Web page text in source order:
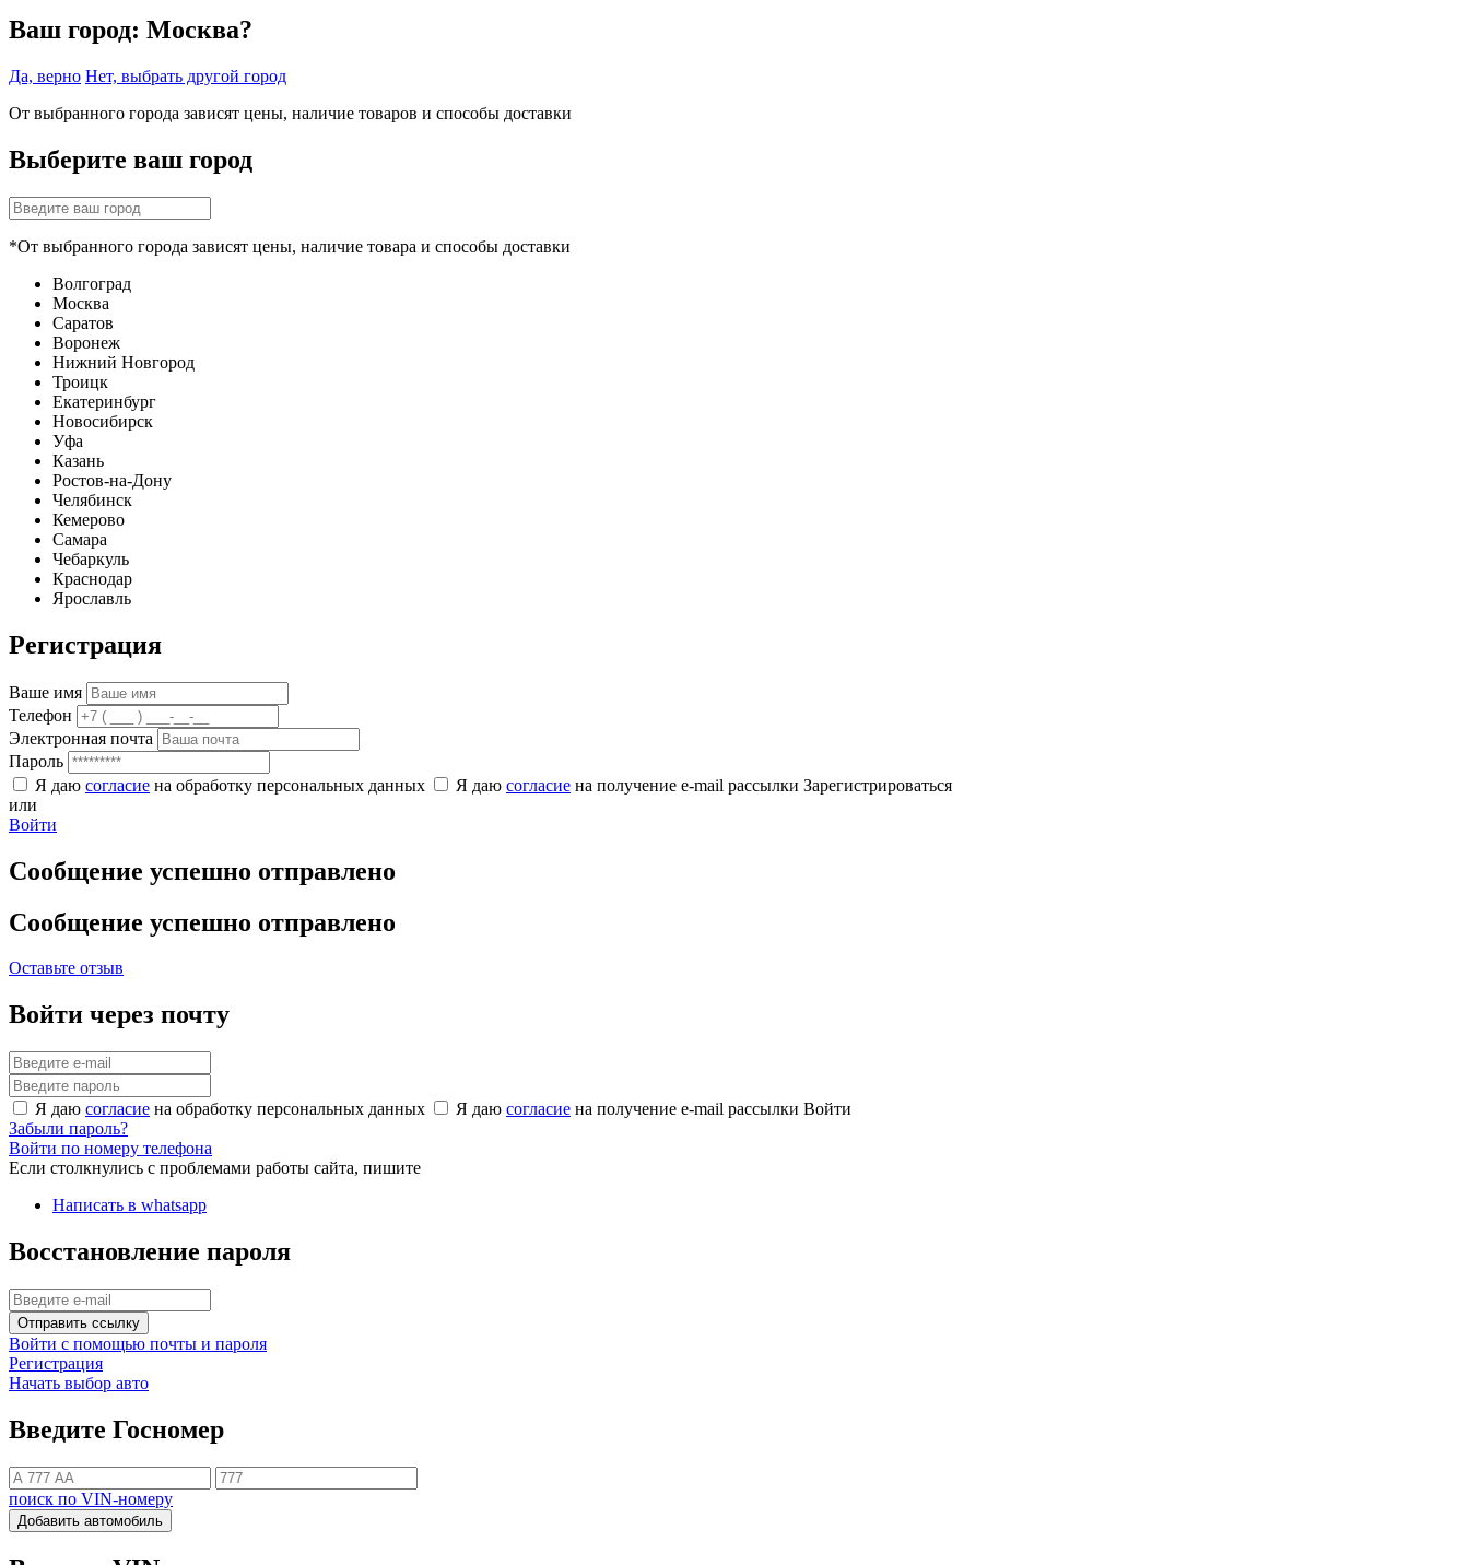
Ваш город: Москва?
Да, верно Нет, выбрать другой город
От выбранного города зависят цены, наличие товаров и способы доставки
Выберите ваш город
*От выбранного города зависят цены, наличие товара и способы доставки
Волгоград
Москва
Саратов
Воронеж
Нижний Новгород
Троицк
Екатеринбург
Новосибирск
Уфа
Казань
Ростов-на-Дону
Челябинск
Кемерово
Самара
Чебаркуль
Краснодар
Ярославль
Регистрация
Ваше имя
Телефон
Электронная почта
Пароль
Я даю согласие на обработку персональных данных Я даю согласие на получение e-mail рассылки Зарегистрироваться
или
Войти
Сообщение успешно отправлено
Сообщение успешно отправлено
Оставьте отзыв
Войти через почту
Я даю согласие на обработку персональных данных Я даю согласие на получение e-mail рассылки Войти
Забыли пароль?
Войти по номеру телефона
Если столкнулись с проблемами работы сайта, пишите
Написать в whatsapp
Восстановление пароля
Отправить ссылку
Войти с помощью почты и пароля
Регистрация
Начать выбор авто
Введите Госномер
поиск по VIN-номеру
Добавить автомобиль